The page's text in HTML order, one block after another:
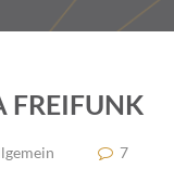
FREIFUNK
7